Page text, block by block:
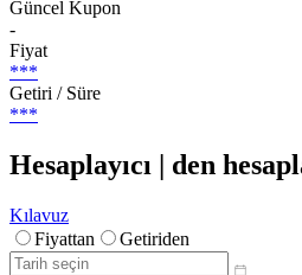
Güncel Kupon
-
Fiyat
***
Getiri / Süre
***
Hesaplayıcı | den
Kılavuz
Fiyattan
Getiriden